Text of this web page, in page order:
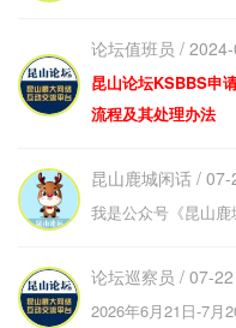
论坛值班员 /
昆山论坛KSBBS申
流程及其处理办法
昆山鹿城闲话 / 07-
我是公众号《昆山
论坛巡察员 / 07-22
2026年6月21日-7月